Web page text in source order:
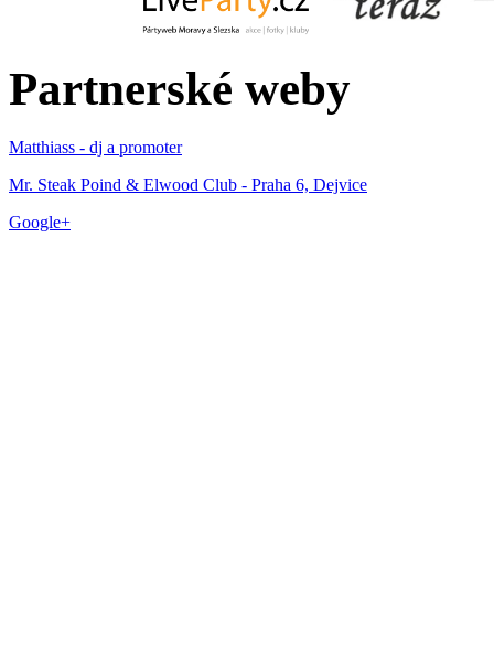
Partnerské weby
Matthiass - dj a promoter
Mr. Steak Poind & Elwood Club - Praha 6, Dejvice
Google+